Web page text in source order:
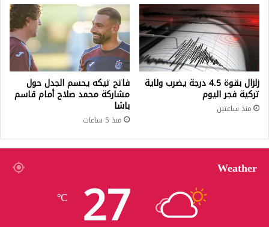
زلزال بقوة 4.5 درجة يضرب ولاية
تركية فجر اليوم
منذ ساعتين
فاتح تيكه يحسم الجدل حول
مشاركة محمد صلاح أمام قاسم
باشا
منذ 5 ساعات
Weather
27
℃